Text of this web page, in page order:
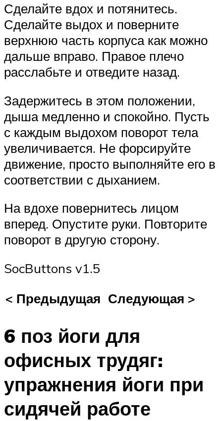
Сделайте вдох и потянитесь.
Сделайте выдох и поверните
верхнюю часть корпуса как можно
дальше вправо. Правое плечо
расслабьте и отведите назад.
Задержитесь в этом положении,
дыша медленно и спокойно. Пусть
с каждым выдохом поворот тела
увеличивается. Не форсируйте
движение, просто выполняйте его в
соответствии с дыханием.
На вдохе повернитесь лицом
вперед. Опустите руки. Повторите
поворот в другую сторону.
SocButtons v1.5
< Предыдущая Следующая >
6 поз йоги для
офисных трудяг:
упражнения йоги при
сидячей работе